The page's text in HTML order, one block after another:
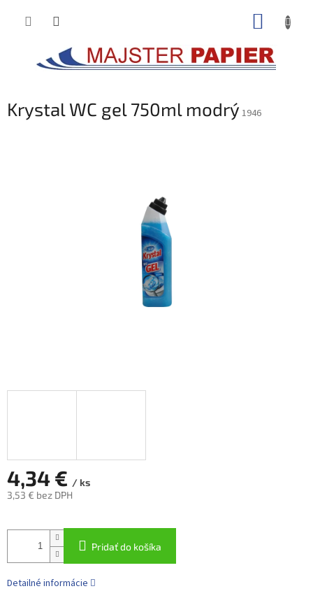
Krystal WC gel 750ml modrý 1946
4,34 € / ks
3,53 € bez DPH
cena:
Pridať do košíka
Detailné informácie